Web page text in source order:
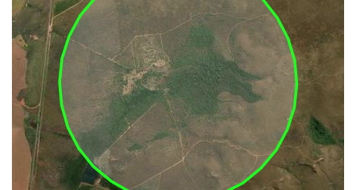
UC Federal
UC Estaduais
UC
Municipais
Hidrografia
1:1.000.000
(ANA)
Biomas
(IBGE)